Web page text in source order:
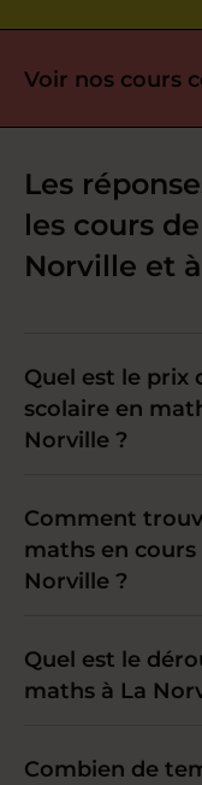
Voir nos cours
Les
les cours
Norville et
Quel est le prix
scolaire en
Norville ?
Comment
maths en
Norville ?
Quel est le
maths à La
Combien de